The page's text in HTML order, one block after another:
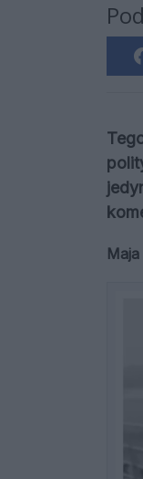
Maja